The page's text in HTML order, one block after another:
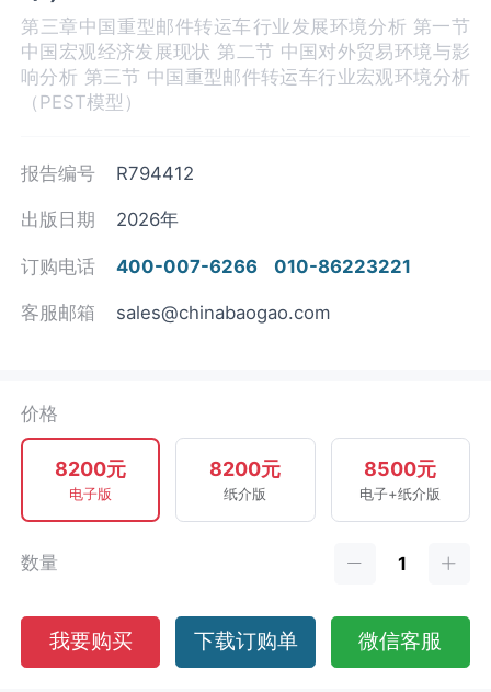
第三章中国重型邮件转运车‌‌‌行业发展环境分析 第一节
中国宏观经济发展现状 第二节 中国对外贸易环境与影
响分析 第三节 中国重型邮件转运车‌‌‌行业宏观环境分析
（PEST模型）
报告编号 R794412
出版日期 2026年
订购电话 400-007-6266 010-86223221
客服邮箱 sales@chinabaogao.com
价格
8200元
电子版
8200元
纸介版
8500元
电子+纸介版
数量
我要购买 下载订购单 微信客服